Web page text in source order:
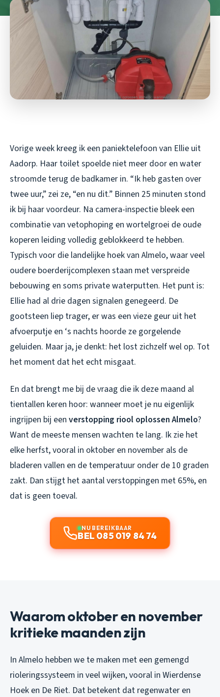
Vorige week kreeg ik een paniektelefoon van Ellie uit
Aadorp. Haar toilet spoelde niet meer door en water
stroomde terug de badkamer in. “Ik heb gasten over
twee uur,” zei ze, “en nu dit.” Binnen 25 minuten stond
ik bij haar voordeur. Na camera-inspectie bleek een
combinatie van vetophoping en wortelgroei de oude
koperen leiding volledig geblokkeerd te hebben.
Typisch voor die landelijke hoek van Almelo, waar veel
oudere boerderijcomplexen staan met verspreide
bebouwing en soms private waterputten. Het punt is:
Ellie had al drie dagen signalen genegeerd. De
gootsteen liep trager, er was een vieze geur uit het
afvoerputje en ‘s nachts hoorde ze gorgelende
geluiden. Maar ja, je denkt: het lost zichzelf wel op. Tot
het moment dat het echt misgaat.
En dat brengt me bij de vraag die ik deze maand al
tientallen keren hoor: wanneer moet je nu eigenlijk
ingrijpen bij een verstopping riool oplossen Almelo?
Want de meeste mensen wachten te lang. Ik zie het
elke herfst, vooral in oktober en november als de
bladeren vallen en de temperatuur onder de 10 graden
zakt. Dan stijgt het aantal verstoppingen met 65%, en
dat is geen toeval.
NU BEREIKBAAR
BEL 085 019 84 74
Waarom oktober en november
kritieke maanden zijn
In Almelo hebben we te maken met een gemengd
rioleringssysteem in veel wijken, vooral in Wierdense
Hoek en De Riet. Dat betekent dat regenwater en